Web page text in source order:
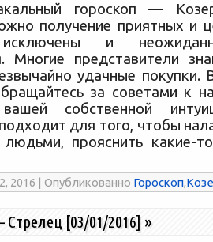
гороскоп —
получение приятных и
и
Многие представители
удачные покупки.
за советами к
вашей собственной
для того, чтобы
прояснить какие-
2016 | Опубликованно Гороскоп,
Стрелец [03/01/2016] »